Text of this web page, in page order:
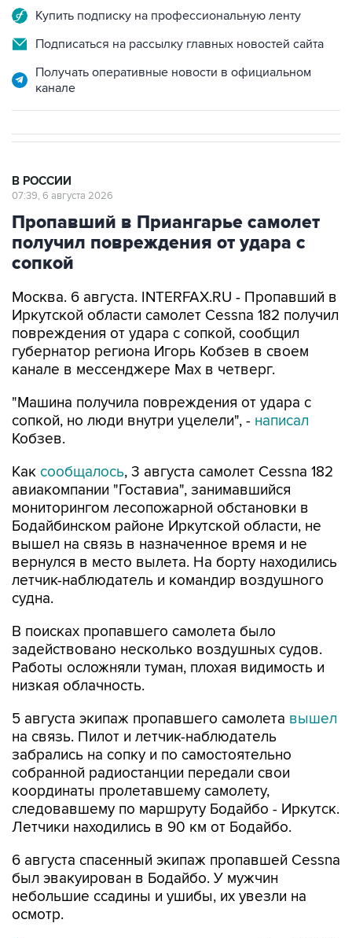
Купить подписку на профессиональную ленту
Подписаться на рассылку главных новостей сайта
Получать оперативные новости в официальном
канале
В РОССИИ
07:39, 6 августа 2026
Пропавший в Приангарье самолет
получил повреждения от удара с
сопкой
Москва. 6 августа. INTERFAX.RU - Пропавший в
Иркутской области самолет Cessna 182 получил
повреждения от удара с сопкой, сообщил
губернатор региона Игорь Кобзев в своем
канале в мессенджере Мах в четверг.
"Машина получила повреждения от удара с
сопкой, но люди внутри уцелели", - написал
Кобзев.
Как сообщалось, 3 августа самолет Cessna 182
авиакомпании "Гоставиа", занимавшийся
мониторингом лесопожарной обстановки в
Бодайбинском районе Иркутской области, не
вышел на связь в назначенное время и не
вернулся в место вылета. На борту находились
летчик-наблюдатель и командир воздушного
судна.
В поисках пропавшего самолета было
задействовано несколько воздушных судов.
Работы осложняли туман, плохая видимость и
низкая облачность.
5 августа экипаж пропавшего самолета вышел
на связь. Пилот и летчик-наблюдатель
забрались на сопку и по самостоятельно
собранной радиостанции передали свои
координаты пролетавшему самолету,
следовавшему по маршруту Бодайбо - Иркутск.
Летчики находились в 90 км от Бодайбо.
6 августа спасенный экипаж пропавшей Cessna
был эвакуирован в Бодайбо. У мужчин
небольшие ссадины и ушибы, их увезли на
осмотр.